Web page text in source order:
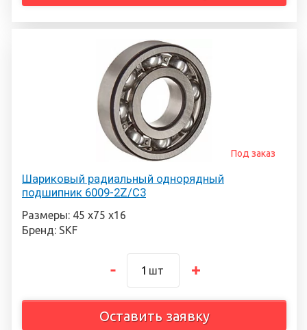
Шариковый радиальный однорядный
подшипник 6009-2Z/C3
Под заказ
Размеры: 45 х75 х16
Бренд: SKF
шт
Оставить заявку